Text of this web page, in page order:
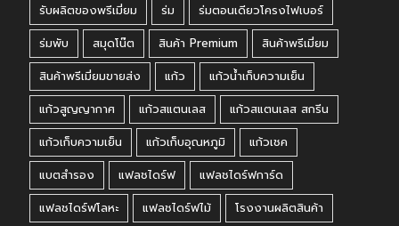
รับผลิตของพรีเมี่ยม
ร่ม
ร่มตอนเดียวโครงไฟเบอร์
ร่มพับ
สมุดโน๊ต สินค้า Premium
สินค้าพรีเมี่ยม
สินค้าพรีเมี่ยมขายส่ง
แก้ว
แก้วน้ำเก็บความเย็น
แก้วสูญญากาศ
แก้วสแตนเลส
แก้วสแตนเลส สกรีน
แก้วเก็บความเย็น
แก้วเก็บอุณหภูมิ
แก้วเชค
แบตสำรอง
แฟลชไดร์ฟ
แฟลชไดร์ฟการ์ด
แฟลชไดร์ฟโลหะ
แฟลชไดร์ฟไม้
โรงงานผลิตสินค้า